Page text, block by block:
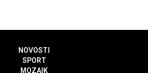
NOVOSTI
SPORT
MOZAIK